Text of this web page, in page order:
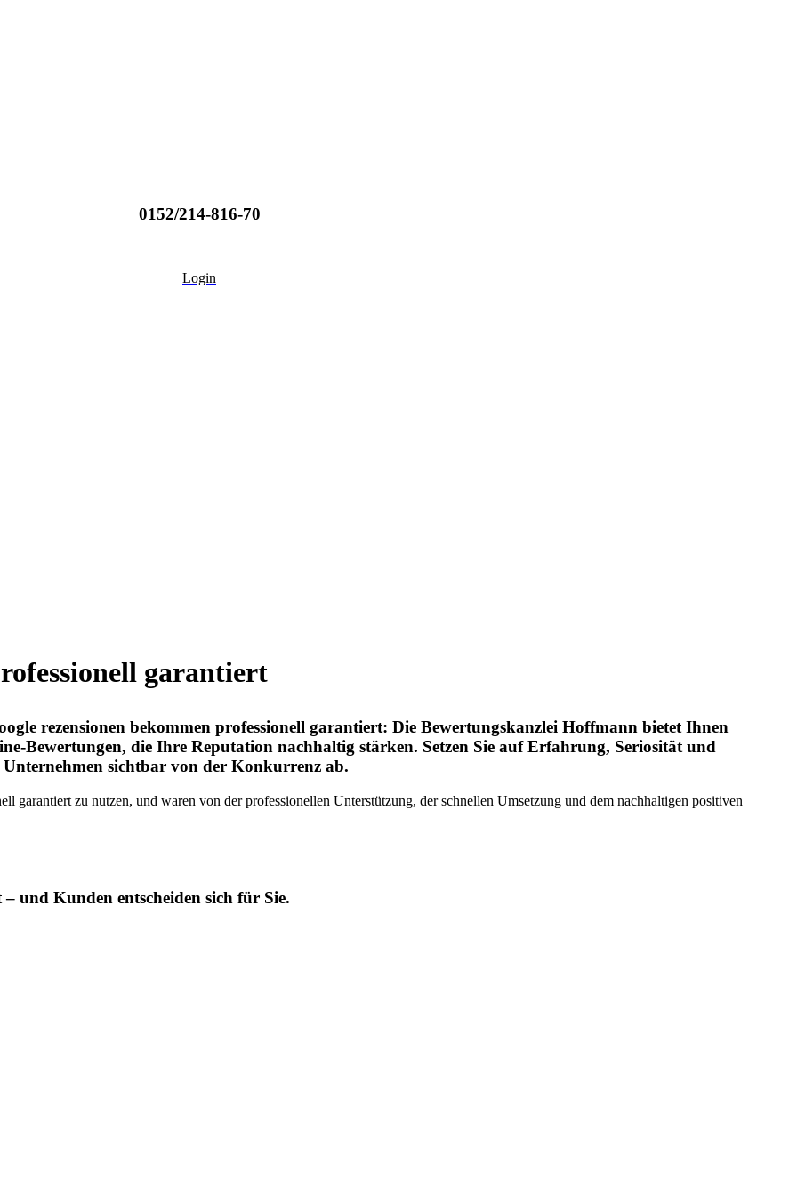
0152/214-816-70
Login
garantiert
rezensionen bekommen professionell garantiert: Die Bewertungskanzlei Hoffmann bietet Ihnen
Bewertungen, die Ihre Reputation nachhaltig stärken. Setzen Sie auf Erfahrung, Seriosität und
sichtbar von der Konkurrenz ab.
garantiert zu nutzen, und waren von der professionellen Unterstützung, der schnellen Umsetzung und dem nachhaltigen positiven
und Kunden entscheiden sich für Sie.